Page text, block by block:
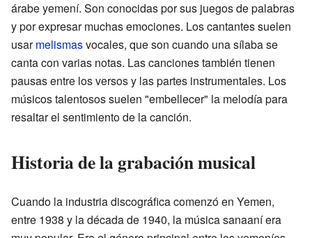
árabe yemení. Son conocidas por sus juegos de palabras
y por expresar muchas emociones. Los cantantes suelen
usarmelismasvocales, que son cuando una sílaba se
canta con varias notas. Las canciones también tienen
pausas entre los versos y las partes instrumentales. Los
músicos talentosos suelen "embellecer" la melodía para
resaltar el sentimiento de la canción.
Historia de la grabación musical
Cuando la industria discográfica comenzó en Yemen,
entre 1938 y la década de 1940, la música sanaaní era